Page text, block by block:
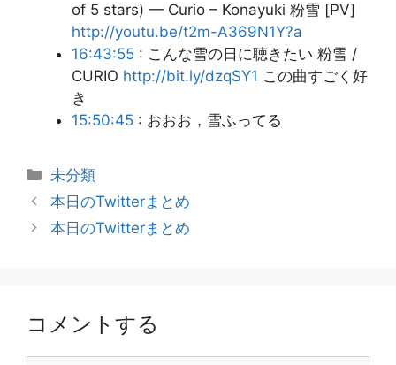
of 5 stars) — Curio – Konayuki 粉雪 [PV]
http://youtu.be/t2m-A369N1Y?a
16:43:55 : こんな雪の日に聴きたい 粉雪 /
CURIO http://bit.ly/dzqSY1 この曲すごく好
き
15:50:45 : おおお，雪ふってる
カ
テ
リ
未分類
本日のTwitterまとめ
本日のTwitterまとめ
コメントする